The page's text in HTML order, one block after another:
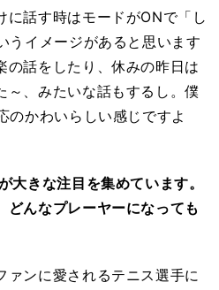
話す時はモードがONで「し
うイメージがあると思います
の話をしたり、休みの昨日は
～、みたいな話もするし。僕
のかわいらしい感じですよ
きな注目を集めています。
どんなプレーヤーになっても
ンに愛されるテニス選手に